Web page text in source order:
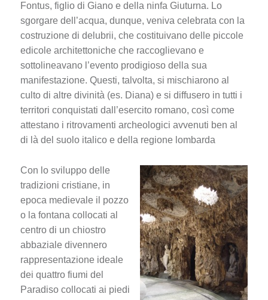
Fontus, figlio di Giano e della ninfa Giuturna. Lo
sgorgare dell’acqua, dunque, veniva celebrata con la
costruzione di delubrii, che costituivano delle piccole
edicole architettoniche che raccoglievano e
sottolineavano l’evento prodigioso della sua
manifestazione. Questi, talvolta, si mischiarono al
culto di altre divinità (es. Diana) e si diffusero in tutti i
territori conquistati dall’esercito romano, così come
attestano i ritrovamenti archeologici avvenuti ben al
di là del suolo italico e della regione lombarda
Con lo sviluppo delle
tradizioni cristiane, in
epoca medievale il pozzo
o la fontana collocati al
centro di un chiostro
abbaziale divennero
rappresentazione ideale
dei quattro fiumi del
Paradiso collocati ai piedi